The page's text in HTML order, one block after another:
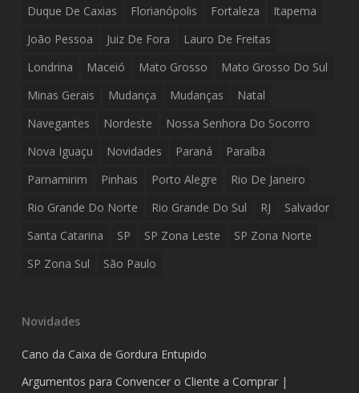
Duque De Caxias
Florianópolis Fortaleza
Itapema
João Pessoa
Juiz De Fora
Lauro De Freitas
Londrina
Maceió Mato Grosso
Mato Grosso Do Sul
Minas Gerais
Mudança Mudanças
Natal
Navegantes
Nordeste
Nossa Senhora Do Socorro
Nova Iguaçu
Novidades Paraná
Paraíba
Parnamirim
Pinhais Porto Alegre
Rio De Janeiro
Rio Grande Do Norte
Rio Grande Do Sul RJ
Salvador
Santa Catarina
SP SP Zona Leste
SP Zona Norte
SP Zona Sul
São Paulo
Novidades
Cano da Caixa de Gordura Entupido
Argumentos para Convencer o Cliente a Comprar |